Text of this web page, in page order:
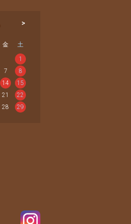
金 土
1
7
8
14
15
21
22
28
29